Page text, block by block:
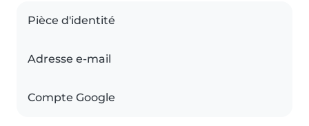
Pièce d'identité
Adresse e-mail
Compte Google